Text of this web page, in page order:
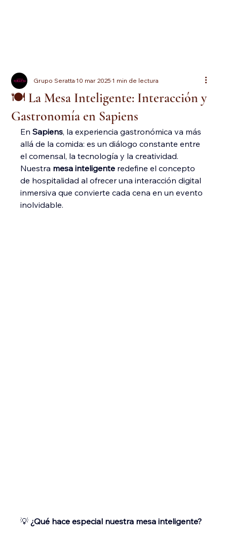
🍽️ La Mesa Inteligente: Interacción y
Gastronomía en Sapiens
Grupo Seratta10 mar 20251 min de lectura
En Sapiens, la experiencia gastronómica va más
allá de la comida: es un diálogo constante entre
el comensal, la tecnología y la creatividad.
Nuestra mesa inteligente redefine el concepto
de hospitalidad al ofrecer una interacción digital
inmersiva que convierte cada cena en un evento
inolvidable.
💡 ¿Qué hace especial nuestra mesa inteligente?